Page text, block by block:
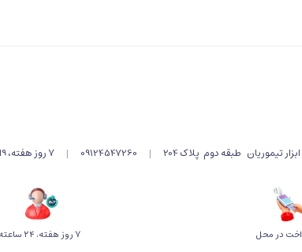
تیموریان طبقه دوم پلاک 204 |
09124547260
| ۷ روز هفته، 9الی 19 پاسخگوی شما هستیم .
در محل ۷ روز ﻫﻔﺘﻪ، ۲۴ ﺳﺎﻋﺘﻪ